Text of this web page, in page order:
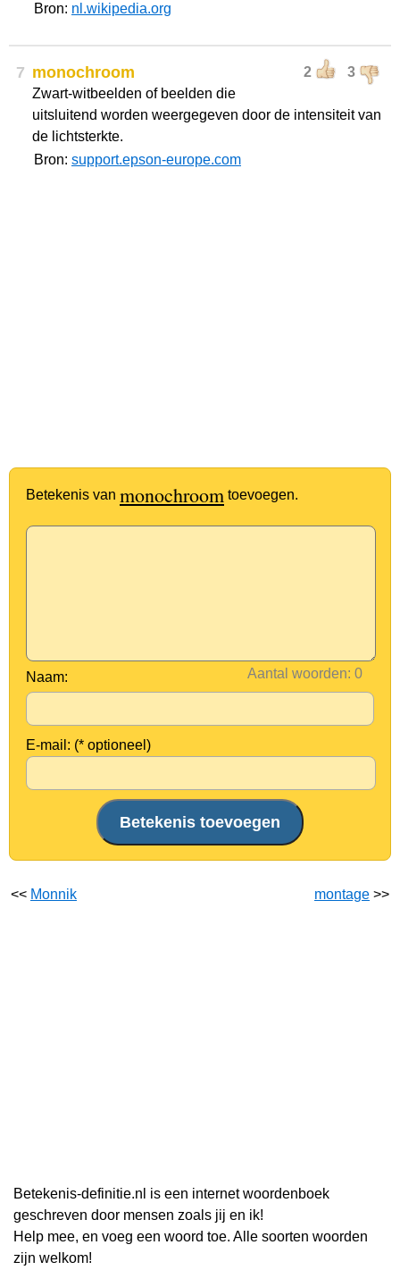
Bron: nl.wikipedia.org
7 2 3
monochroom
Zwart-witbeelden of beelden die
uitsluitend worden weergegeven door de intensiteit van
de lichtsterkte.
Bron: support.epson-europe.com
Betekenis van monochroom toevoegen.
Aantal woorden:
Naam:
E-mail: (* optioneel)
<< Monnik montage >>
Betekenis-definitie.nl is een internet woordenboek
geschreven door mensen zoals jij en ik!
Help mee, en voeg een woord toe. Alle soorten woorden
zijn welkom!